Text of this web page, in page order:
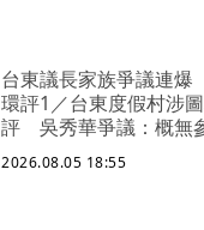
台東議長家族爭議連
環評1／台東度假村涉
評 吳秀華爭議：概無
2026.08.05 18:55